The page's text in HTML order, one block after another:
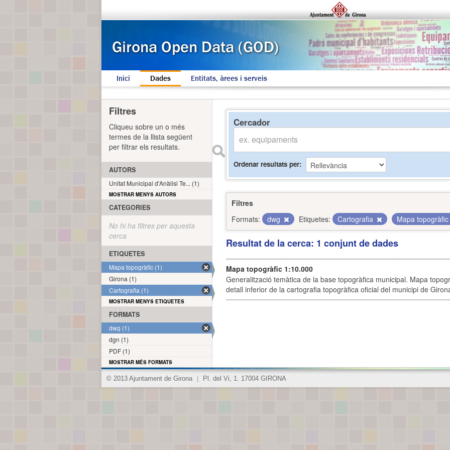
Inici Dades Entitats, àrees i serveis
Cercador
Ordenar resultats per
Filtres
Formats:
dwg Etiquetes: Cartografia Mapa topogràfic
Resultat de la cerca: 1 conjunt de dades
Mapa topogràfic 1:10.000
Generalització temàtica de la base topogràfica municipal. Mapa
detall inferior de la cartografia topogràfica oficial del municipi de
Filtres
Cliqueu sobre un o més
termes de la llista següent
per filtrar els resultats.
AUTORS
Unitat Municipal d'Anàlisi Te... (1)
MOSTRAR MENYS AUTORS
CATEGORIES
No hi ha filtres per aquesta
cerca
ETIQUETES
Mapa topogràfic (1)
Girona (1)
Cartografia (1)
MOSTRAR MENYS ETIQUETES
FORMATS
dwg (1)
dgn (1)
PDF (1)
MOSTRAR MÉS FORMATS
© 2013 Ajuntament de Girona Pl. del Vi, 1. 17004 GIRONA